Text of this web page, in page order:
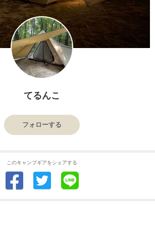
てるんこ
フォローする
このキャンプギアをシェアする